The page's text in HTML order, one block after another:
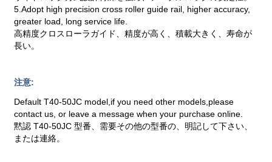
5.Adopt high precision cross roller guide rail, higher accuracy,
greater load, long service life.
高精度クロスローラガイド、精度が高く、積載大きく、寿命が
長い。
注意:
Default T40-50JC model,if you need other models,please
contact us, or leave a message when your purchase online.
黙認 T40-50JC 型番、需要その他の型番の、明記して下さい、
または連絡。